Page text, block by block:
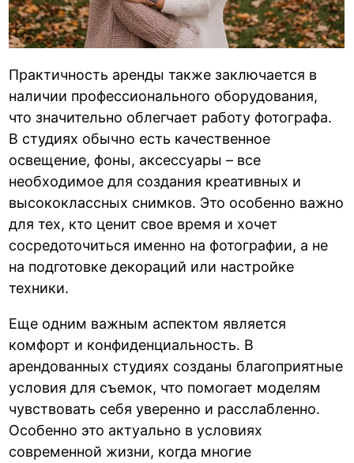
Практичность аренды также заключается в
наличии профессионального оборудования,
что значительно облегчает работу фотографа.
В студиях обычно есть качественное
освещение, фоны, аксессуары – все
необходимое для создания креативных и
высококлассных снимков. Это особенно важно
для тех, кто ценит свое время и хочет
сосредоточиться именно на фотографии, а не
на подготовке декораций или настройке
техники.
Еще одним важным аспектом является
комфорт и конфиденциальность. В
арендованных студиях созданы благоприятные
условия для съемок, что помогает моделям
чувствовать себя уверенно и расслабленно.
Особенно это актуально в условиях
современной жизни, когда многие